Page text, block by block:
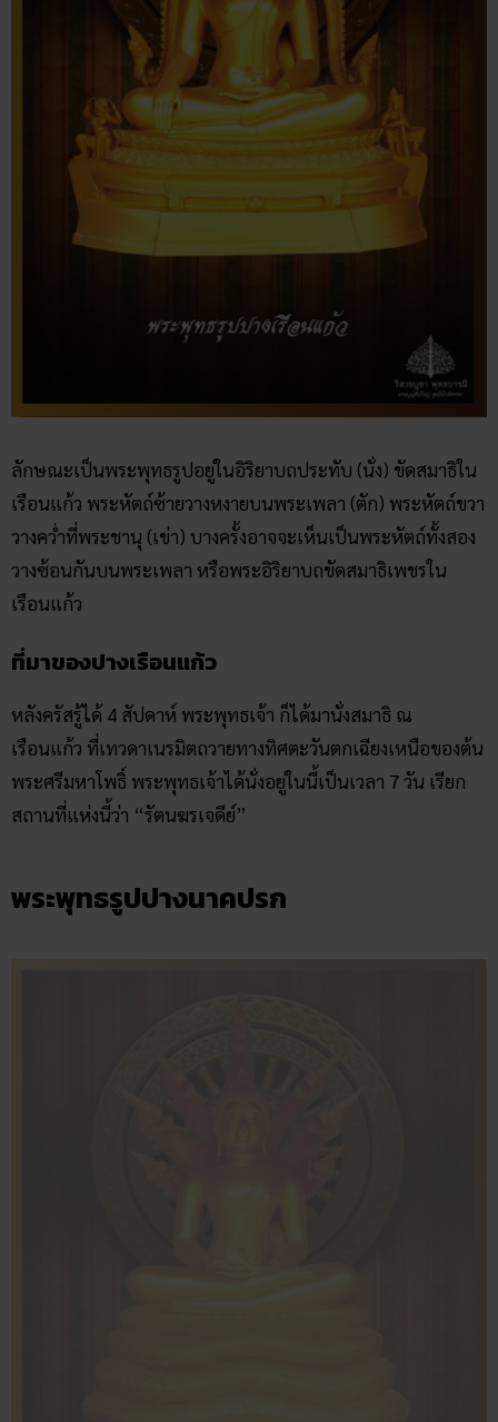
ลักษณะเป็นพระพุทธรูปอยู่ในอิริยาบถประทับ (นั่ง) ขัดสมาธิใน
เรือนแก้ว พระหัตถ์ซ้ายวางหงายบนพระเพลา (ตัก) พระหัตถ์ขวา
วางคว่ำที่พระชานุ (เข่า) บางครั้งอาจจะเห็นเป็นพระหัตถ์ทั้งสอง
วางซ้อนกันบนพระเพลา หรือพระอิริยาบถขัดสมาธิเพชรใน
เรือนแก้ว
ที่มาของปางเรือนแก้ว
หลังครัสรู้ได้ 4 สัปดาห์ พระพุทธเจ้า ก็ได้มานั่งสมาธิ ณ
เรือนแก้ว ที่เทวดาเนรมิตถวายทางทิศตะวันตกเฉียงเหนือของต้น
พระศรีมหาโพธิ์ พระพุทธเจ้าได้นั่งอยู่ในนี้เป็นเวลา 7 วัน เรียก
สถานที่แห่งนี้ว่า “รัตนฆรเจดีย์”
พระพุทธรูปปางนาคปรก